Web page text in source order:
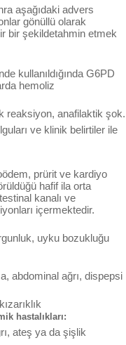
aşağıdaki advers
gönüllü olarak
bir şekildetahmin etmek
kullanıldığında G6PD
hemoliz
reaksiyon, anafilaktik şok.
ve klinik belirtiler ile
prürit ve kardiyo
hafif ila orta
kanalı ve
içermektedir.
uyku bozukluğu
abdominal ağrı, dispepsi
hastalıkları:
ateş ya da şişlik